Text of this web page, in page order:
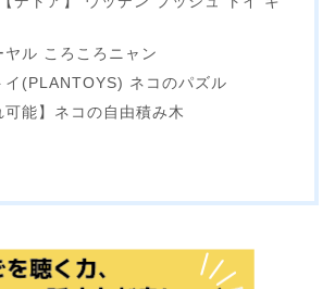
ヤル ころころニャン
イ(PLANTOYS) ネコのパズル
可能】ネコの自由積み木